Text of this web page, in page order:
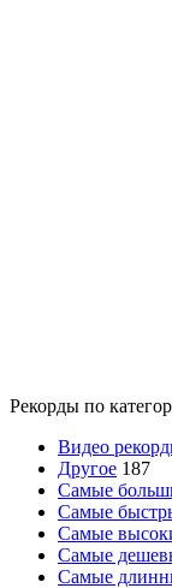
Рекорды по
Видео
Другое 187
Самые
Самые
Самые
Самые
Самые